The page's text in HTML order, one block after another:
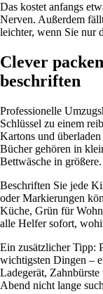
Das kostet anfangs
Nerven. Außerdem
leichter, wenn Sie nur
Clever
beschriften
Professionelle
Schlüssel zu einem
Kartons und
Bücher gehören in
Bettwäsche in größere.
Beschriften Sie jede
oder Markierungen
Küche, Grün für
alle Helfer sofort,
Ein zusätzlicher Tipp:
wichtigsten Dingen –
Ladegerät,
Abend nicht lange